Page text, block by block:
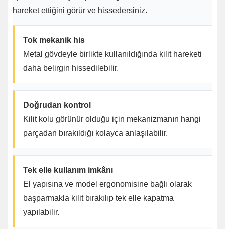
hareket ettiğini görür ve hissedersiniz.
Tok mekanik his
Metal gövdeyle birlikte kullanıldığında kilit hareketi
daha belirgin hissedilebilir.
Doğrudan kontrol
Kilit kolu görünür olduğu için mekanizmanın hangi
parçadan bırakıldığı kolayca anlaşılabilir.
Tek elle kullanım imkânı
El yapısına ve model ergonomisine bağlı olarak
başparmakla kilit bırakılıp tek elle kapatma
yapılabilir.